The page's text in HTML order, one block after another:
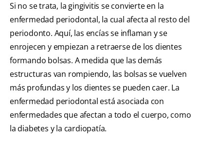
Si no se trata, la gingivitis se convierte en la
enfermedad periodontal, la cual afecta al resto del
periodonto. Aquí, las encías se inflaman y se
enrojecen y empiezan a retraerse de los dientes
formando bolsas. A medida que las demás
estructuras van rompiendo, las bolsas se vuelven
más profundas y los dientes se pueden caer. La
enfermedad periodontal está asociada con
enfermedades que afectan a todo el cuerpo, como
la diabetes y la cardiopatía.